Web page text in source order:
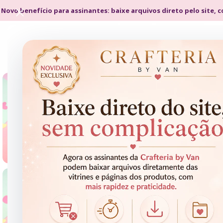
Novo benefício para assinantes: baixe arquivos direto pelo site,